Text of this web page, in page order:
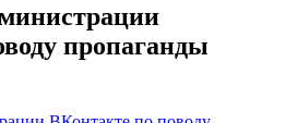
пропаганды